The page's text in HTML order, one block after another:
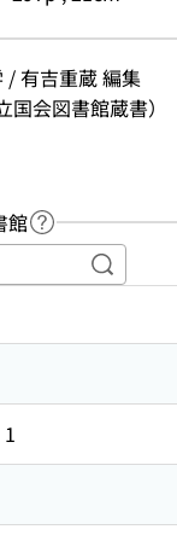
/ 有吉重蔵 編集
国会図書館蔵書）
館 ヘルプページへ
キーワ
1